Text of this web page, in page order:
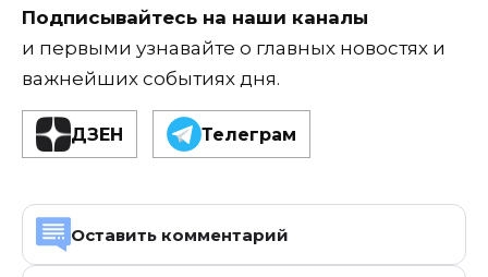
Подписывайтесь на наши каналы
и первыми узнавайте о главных новостях и
важнейших событиях дня.
ДЗЕН Телеграм
Оставить комментарий